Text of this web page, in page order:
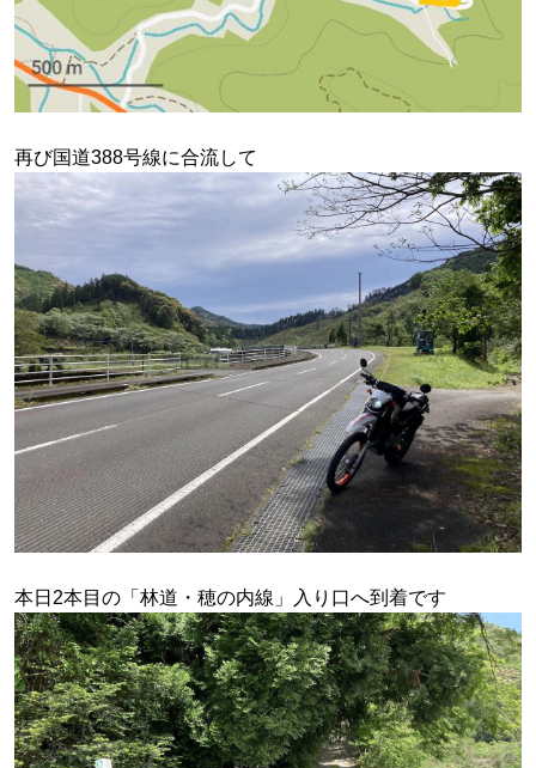
再び国道388号線に合流して
本日2本目の「林道・穂の内線」入り口へ到着です